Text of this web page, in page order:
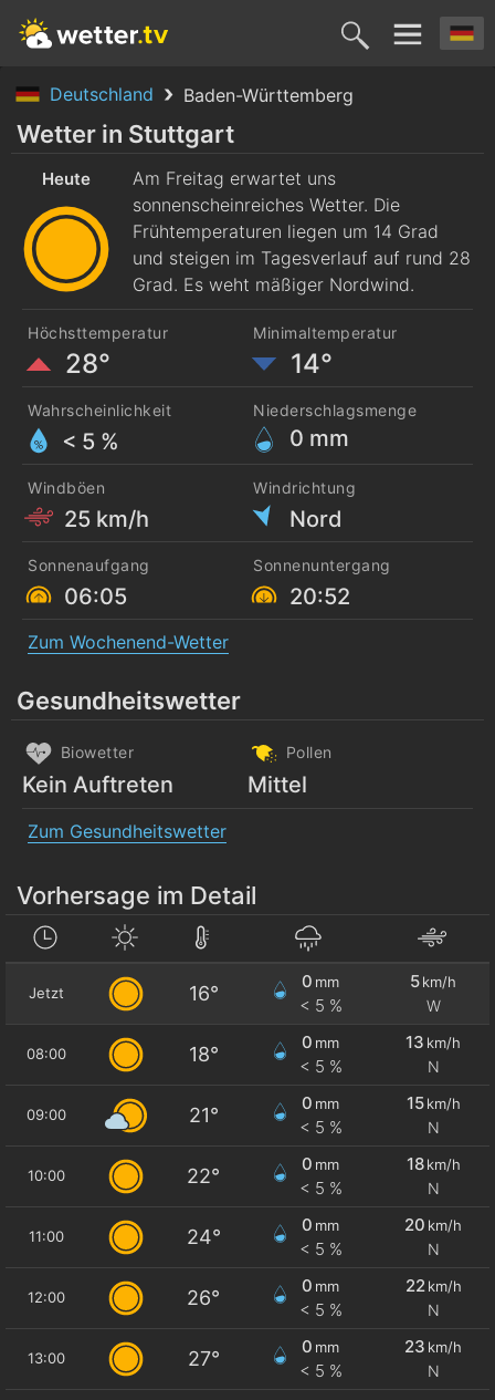
Deutschland Baden-Württemberg
Heute
7. Aug.
Morgen
8. Aug. 9. Aug.
Wetter in Stuttgart
Heute
Am Freitag erwartet uns
sonnenscheinreiches Wetter. Die
Frühtemperaturen liegen um 14 Grad
und steigen im Tagesverlauf auf rund 28
Grad. Es weht mäßiger Nordwind.
Höchsttemperatur
28°
Minimaltemperatur
14°
Wahrscheinlichkeit
< 5 %
Niederschlagsmenge
0 mm
Windböen
25 km/h
Windrichtung
Nord
Sonnenaufgang
06:05
Sonnenuntergang
20:52
Zum Wochenend-Wetter
Gesundheitswetter
Biowetter
Kein Auftreten
Pollen
Mittel
Zum Gesundheitswetter
Vorhersage im Detail
Jetzt 16°
0 mm
< 5 %
5km/h
W
08:00 18°
0 mm
< 5 %
13 km/h
N
09:00 21°
0 mm
< 5 %
15 km/h
N
10:00 22°
0 mm
< 5 %
18 km/h
N
11:00 24°
0 mm
< 5 %
20 km/h
N
12:00 26°
0 mm
< 5 %
22 km/h
N
13:00 27°
0 mm
< 5 %
23 km/h
N